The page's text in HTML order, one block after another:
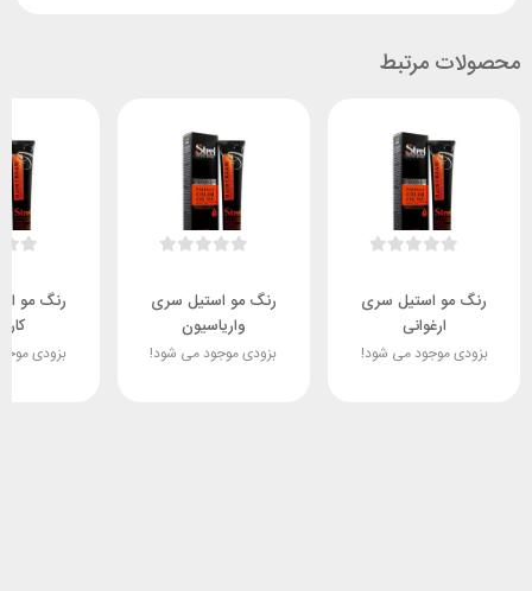
محصولات مرتبط
رنگ مو استیل سری
ارغوانی
بزودی موجود می شود!
رنگ مو استیل سری
واریاسیون
بزودی موجود می شود!
رنگ مو
بزودی